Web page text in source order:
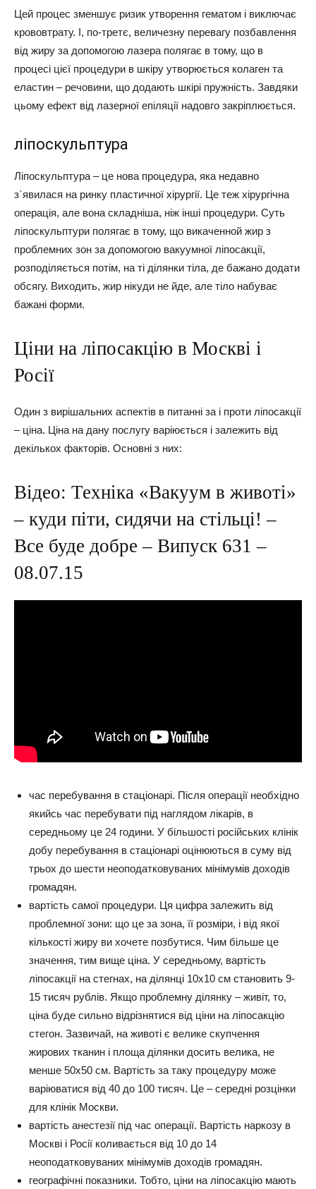
Цей процес зменшує ризик утворення гематом і виключає
крововтрату. І, по-третє, величезну перевагу позбавлення
від жиру за допомогою лазера полягає в тому, що в
процесі цієї процедури в шкіру утворюється колаген та
еластин – речовини, що додають шкірі пружність. Завдяки
цьому ефект від лазерної епіляції надовго закріплюється.
ліпоскульптура
Ліпоскульптура – це нова процедура, яка недавно
з`явилася на ринку пластичної хірургії. Це теж хірургічна
операція, але вона складніша, ніж інші процедури. Суть
ліпоскульптури полягає в тому, що викаченной жир з
проблемних зон за допомогою вакуумної ліпосакції,
розподіляється потім, на ті ділянки тіла, де бажано додати
обсягу. Виходить, жир нікуди не йде, але тіло набуває
бажані форми.
Ціни на ліпосакцію в Москві і
Росії
Один з вирішальних аспектів в питанні за і проти ліпосакції
– ціна. Ціна на дану послугу варіюється і залежить від
декількох факторів. Основні з них:
Відео: Техніка «Вакуум в животі»
– куди піти, сидячи на стільці! –
Все буде добре – Випуск 631 –
08.07.15
час перебування в стаціонарі. Після операції необхідно
якийсь час перебувати під наглядом лікарів, в
середньому це 24 години. У більшості російських клінік
добу перебування в стаціонарі оцінюються в суму від
трьох до шести неоподатковуваних мінімумів доходів
громадян.
вартість самої процедури. Ця цифра залежить від
проблемної зони: що це за зона, її розміри, і від якої
кількості жиру ви хочете позбутися. Чим більше це
значення, тим вище ціна. У середньому, вартість
ліпосакції на стегнах, на ділянці 10х10 см становить 9-
15 тисяч рублів. Якщо проблемну ділянку – живіт, то,
ціна буде сильно відрізнятися від ціни на ліпосакцію
стегон. Зазвичай, на животі є велике скупчення
жирових тканин і площа ділянки досить велика, не
менше 50х50 см. Вартість за таку процедуру може
варіюватися від 40 до 100 тисяч. Це – середні розцінки
для клінік Москви.
вартість анестезії під час операції. Вартість наркозу в
Москві і Росії коливається від 10 до 14
неоподатковуваних мінімумів доходів громадян.
географічні показники. Тобто, ціни на ліпосакцію мають